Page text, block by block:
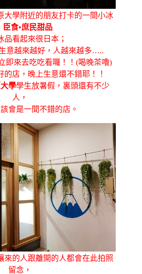
大學附近的朋友打卡的一間小冰
臣食•庶民甜品
品看起來很日本；
意越來越好，人越來越多…..
即來去吃吃看囉！！(喝晚茶嚕)
的店，晚上生意還不錯耶！！
學學生放暑假，裏頭還有不少
人，
會是一間不錯的店。
來的人跟離開的人都會在此拍照
留念，